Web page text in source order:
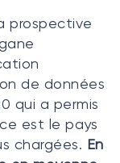
prospective
de données
qui a permis
est le pays
chargées. En